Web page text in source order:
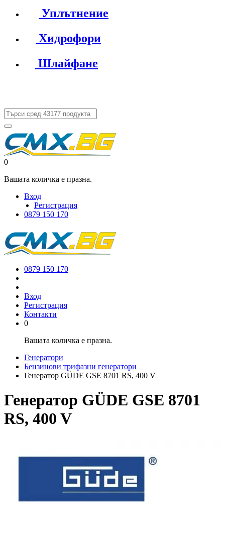
Уплътнение
Хидрофори
Шлайфане
0
Вашата количка е празна.
Вход
Регистрация
0879 150 170
0879 150 170
Вход
Регистрация
Контакти
0
Вашата количка е празна.
Генератори
Бензинови трифазни генератори
Генератор GÜDE GSE 8701 RS, 400 V
Генератор GÜDE GSE 8701
RS, 400 V